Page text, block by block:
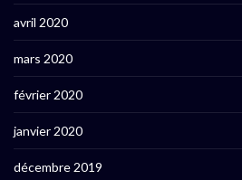
avril 2020
mars 2020
février 2020
janvier 2020
décembre 2019